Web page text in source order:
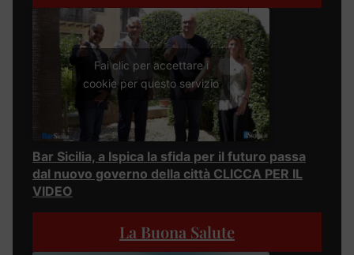
Fai clic per accettare i
cookie per questo servizio
Bar Sicilia, a Ispica la sfida per il futuro passa
dal nuovo governo della città CLICCA PER IL
VIDEO
La Buona Salute